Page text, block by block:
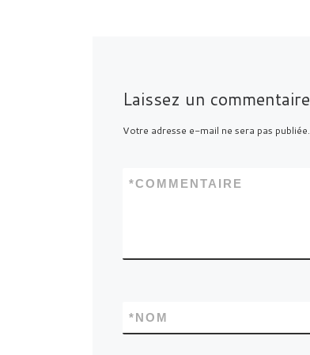
Laissez un commentaire
Votre adresse e-mail ne sera pas publiée.
COMMENTAIRE
*
NOM
*